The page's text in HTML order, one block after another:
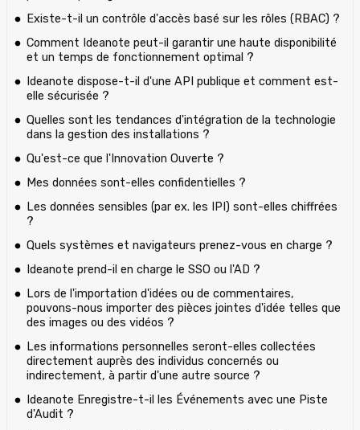
Existe-t-il un contrôle d'accès basé sur les rôles (RBAC) ?
Comment Ideanote peut-il garantir une haute disponibilité
et un temps de fonctionnement optimal ?
Ideanote dispose-t-il d'une API publique et comment est-
elle sécurisée ?
Quelles sont les tendances d'intégration de la technologie
dans la gestion des installations ?
Qu'est-ce que l'Innovation Ouverte ?
Mes données sont-elles confidentielles ?
Les données sensibles (par ex. les IPI) sont-elles chiffrées
?
Quels systèmes et navigateurs prenez-vous en charge ?
Ideanote prend-il en charge le SSO ou l'AD ?
Lors de l'importation d'idées ou de commentaires,
pouvons-nous importer des pièces jointes d'idée telles que
des images ou des vidéos ?
Les informations personnelles seront-elles collectées
directement auprès des individus concernés ou
indirectement, à partir d'une autre source ?
Ideanote Enregistre-t-il les Événements avec une Piste
d'Audit ?